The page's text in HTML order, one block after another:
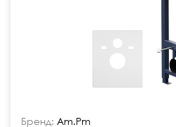
Бренд: Am.Pm